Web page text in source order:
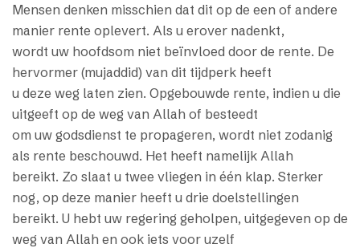
Mensen denken misschien dat dit op de een of andere
manier rente oplevert. Als u erover nadenkt,
wordt uw hoofdsom niet beïnvloed door de rente. De
hervormer (mujaddid) van dit tijdperk heeft
u deze weg laten zien. Opgebouwde rente, indien u die
uitgeeft op de weg van Allah of besteedt
om uw godsdienst te propageren, wordt niet zodanig
als rente beschouwd. Het heeft namelijk Allah
bereikt. Zo slaat u twee vliegen in één klap. Sterker
nog, op deze manier heeft u drie doelstellingen
bereikt. U hebt uw regering geholpen, uitgegeven op de
weg van Allah en ook iets voor uzelf